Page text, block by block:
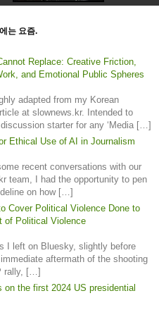
는 요즘.
Replace: Creative Friction,
and Emotional Public Spheres
adapted from my Korean
at slownews.kr. Intended to
starter for any ‘Media […]
Ethical Use of AI in Journalism
recent conversations with our
team, I had the opportunity to pen
on how […]
Cover Political Violence Done to
of Political Violence
I left on Bluesky, slightly before
aftermath of the shooting
rally, […]
on the first 2024 US presidential